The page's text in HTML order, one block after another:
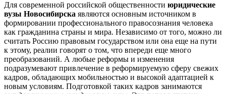
Для современной российской общественности юридические
вузы Новосибирска являются основным источником в
формировании профессионального правосознания человека
как гражданина страны и мира. Независимо от того, можно ли
считать Россию правовым государством или она еще на пути
к этому, реалии говорят о том, что впереди еще много
преобразований. А любые реформы и изменения
подразумевают привлечение в реформируемую сферу свежих
кадров, обладающих мобильностью и высокой адаптацией к
новым условиям. Подготовкой таких кадров занимаются